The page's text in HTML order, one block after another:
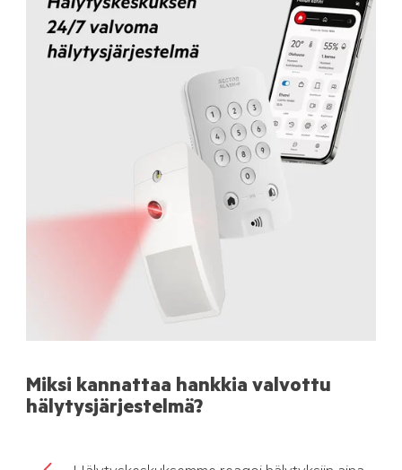
Miksi kannattaa hankkia valvottu
hälytysjärjestelmä?